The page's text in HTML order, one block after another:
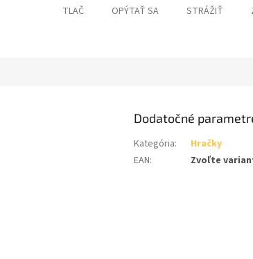
TLAČ OPÝTAŤ SA STRÁŽIŤ
Dodatočné
Kategória:
Hračky
EAN: Zvoľte